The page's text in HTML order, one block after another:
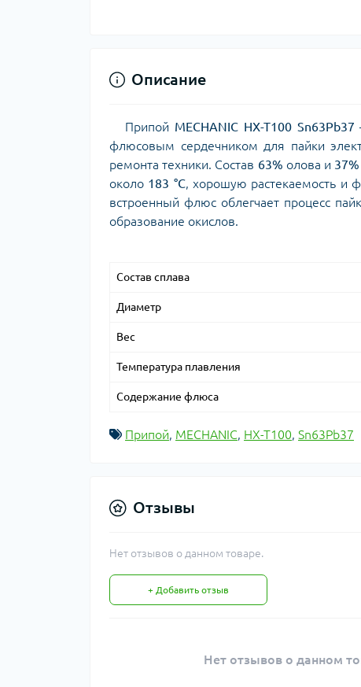
Описание
Припой MECHANIC HX-T100 Sn63Pb37
флюсовым сердечником для пайки
ремонта техники. Состав 63% олова и 37%
около 183 °C, хорошую растекаемость и
встроенный флюс облегчает процесс
образование окислов.
Состав сплава
Диаметр
Вес
Температура плавления
Содержание флюса
Припой, MECHANIC, HX-T100, Sn63Pb37
Отзывы
Нет отзывов о данном товаре.
+ Добавить отзыв
Нет отзывов о данном